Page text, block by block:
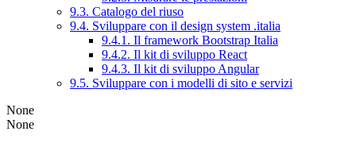
9.3. Catalogo del riuso
9.4. Sviluppare con il design system .italia
9.4.1. Il framework Bootstrap Italia
9.4.2. Il kit di sviluppo React
9.4.3. Il kit di sviluppo Angular
9.5. Sviluppare con i modelli di sito e servizi
None
None